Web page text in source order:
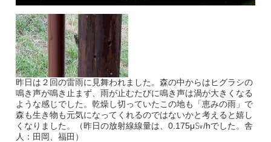
昨日は２回の雷雨に見舞われました。森の中からはヒグラシの
鳴き声が鳴き止まず、雨が止むたびに鳴き声は渦が大きくなる
ような感じでした。乾燥し切っていたこの地も「恵みの雨」で
森も生き物も元気になってくれるのではないかと考えると嬉し
くなりました。（昨日の放射線線量は、0.175μ㏜/hでした。舎
人：田岡、福田）